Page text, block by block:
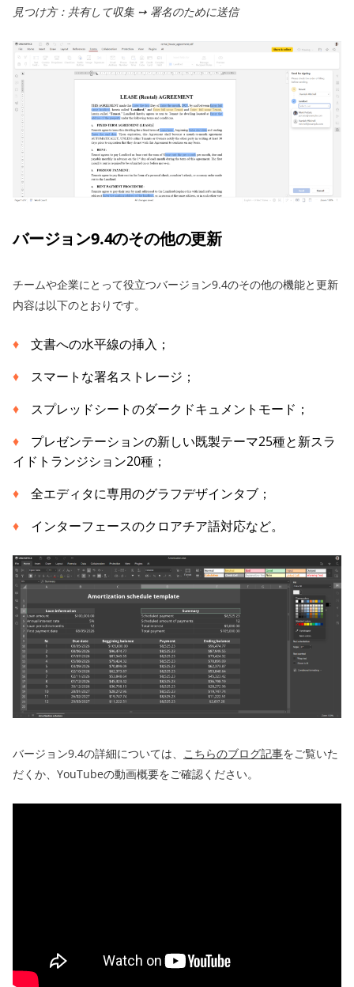
見つけ方：共有して収集 ➙ 署名のために送信
バージョン9.4のその他の更新
チームや企業にとって役立つバージョン9.4のその他の機能と更新
内容は以下のとおりです。
文書への水平線の挿入；
スマートな署名ストレージ；
スプレッドシートのダークドキュメントモード；
プレゼンテーションの新しい既製テーマ25種と新スラ
イドトランジション20種；
全エディタに専用のグラフデザインタブ；
インターフェースのクロアチア語対応など。
バージョン9.4の詳細については、 こちらのブログ記事をご覧いた
だくか、YouTubeの動画概要をご確認ください。